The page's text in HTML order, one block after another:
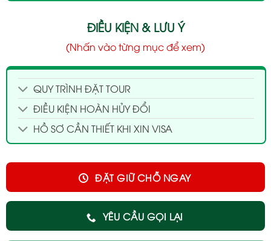
ĐIỀU KIỆN & LƯU Ý
(Nhấn vào từng mục để xem)
QUY TRÌNH ĐẶT TOUR
ĐIỀU KIỆN HOÀN HỦY ĐỔI
HỒ SƠ CẦN THIẾT KHI XIN VISA
YÊU CẦU GỌI LẠI
ĐẶT GIỮ CHỖ NGAY